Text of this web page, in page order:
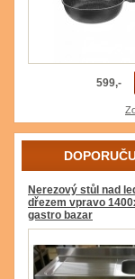
599,-
Nerezový stůl nad
dřezem vpravo
gastro bazar